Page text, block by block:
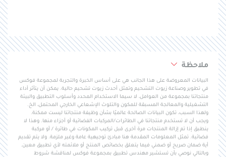
ملاحظة
البيانات المعروضة على هذا الجانب هي على أساس الخبرة والتجربة لمجموعة فوكس
في تطوير وصناعة زيوت التشحيم وتمثل أحدث زيوت تشحيم حالية. يمكن أن يتأثر أداء
منتجاتنا بمجموعة من العوامل، لا سيما الاستخدام المحدد وأسلوب التطبيق والبيئة
التشغيلية والمعالجة المسبقة للمكون والتلوث الإشعاعي الخارجي المحتمل، الخ.
ولهذا السبب، تكون البيانات الصالحة عالميًا بشأن وظيفة منتجاتنا ليست ممكنة.
ويجب أن لا تستخدم منتجاتنا في الطائرات/المركبات الفضائية أو أجزاء منها. وهذا لا
ينطبق إذا تم إزالة المنتجات مرة أخرى قبل تركيب المكونات في طائرة / أو مركبة
فضائية. تمثل المعلومات المقدمة هنا مبادئ توجيهية عامة وغير ملزمة. ولا يتم تقديم
أية ضمان صريح أو ضمني فيما يتعلق بخصائص المنتج أو ملائمته لأي تطبيق معين.
وبالتالي نوصي بأن تستشير مهندس تطبيق بمجموعة فوكس لمناقشة شروط